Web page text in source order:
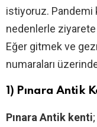
istiyoruz. Pandemi
nedenlerle ziyarete
Eğer gitmek ve
numaraları
1) Pınara Antik
Pınara Antik kenti